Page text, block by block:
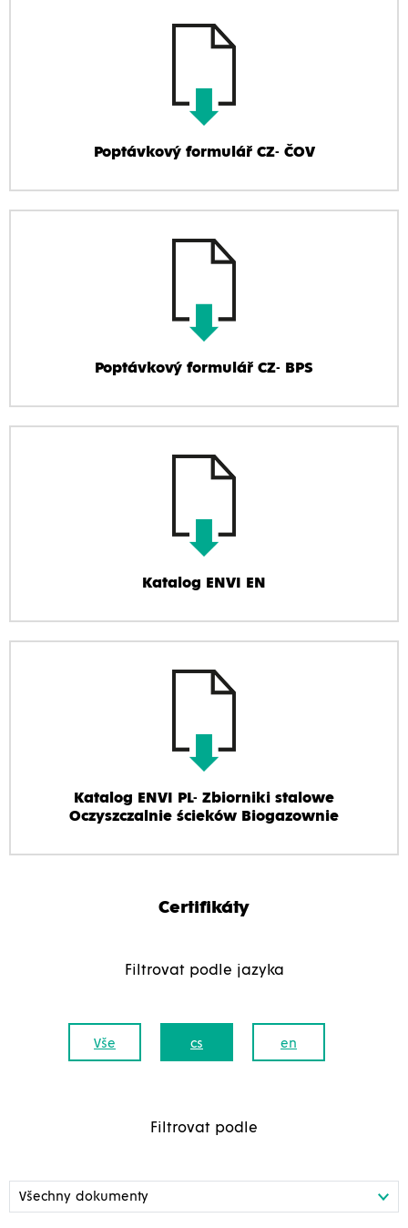
Poptávkový formulář CZ- ČOV
Poptávkový formulář CZ- BPS
Katalog ENVI EN
Katalog ENVI PL- Zbiorniki stalowe
Oczyszczalnie ścieków Biogazownie
Certifikáty
Filtrovat podle jazyka
Vše cs en
Filtrovat podle